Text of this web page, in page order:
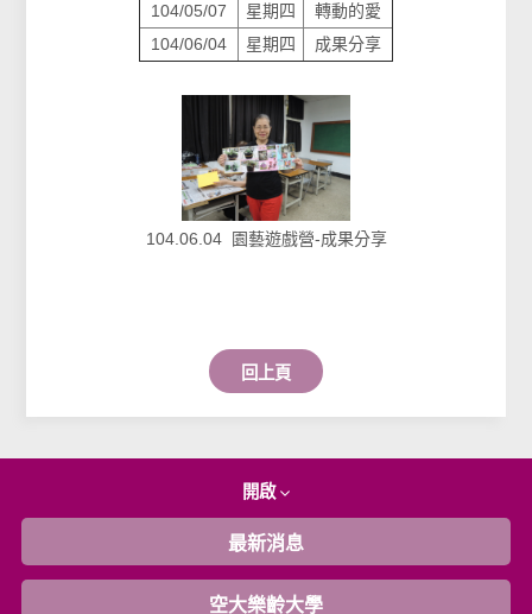
104/05/07
星期四
轉動的愛
104/06/04
星期四 成果分享
104.06.04 園藝遊戲營-成果分享
回上頁
開啟
最新消息
空大樂齡大學